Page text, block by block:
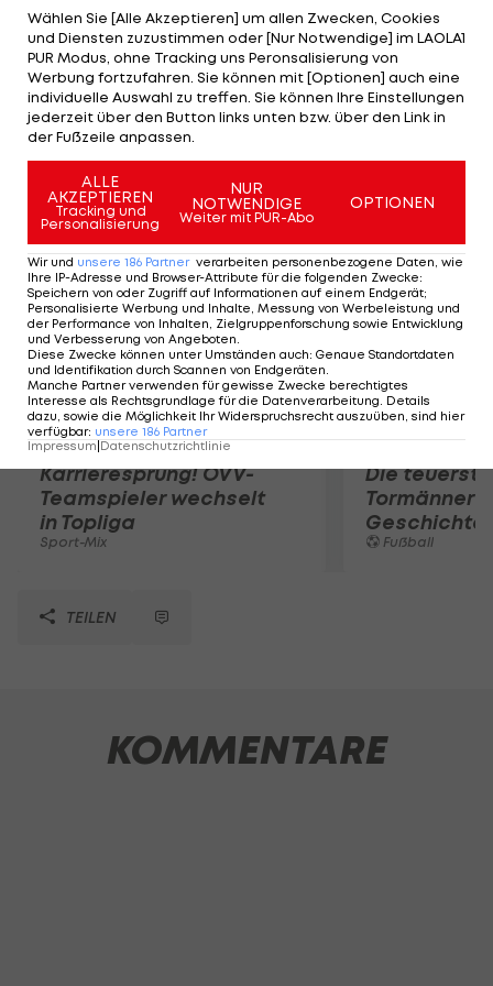
berufen. Der 19-Jährige darf sich somit im EM-
Quali-Heimspiel gegen Bulgarien (10.10.) oder im
Auswärtsspiel gegen Malta (13.10.) Hoffnungen auf
sein Debüt machen. Das kroatische Team wird
erstmals von Teamchef Ante Cacic, dem
Nachfolger von Niko Kovac, betreut.
Mehr zum Thema
Karrieresprung! ÖVV-
Teamspieler wechselt
in Topliga
Sport-Mix
Die
Tormänner
Geschichte
Fußball
TEILEN
KOMMENTARE
Wählen Sie [Alle Akzeptieren] um allen Zwecken, Cookies
und Diensten zuzustimmen oder [Nur Notwendige] im LAOLA1
PUR Modus, ohne Tracking uns Peronsalisierung von
Werbung fortzufahren. Sie können mit [Optionen] auch eine
individuelle Auswahl zu treffen. Sie können Ihre Einstellungen
jederzeit über den Button links unten bzw. über den Link in
der Fußzeile anpassen.
ALLE
AKZEPTIEREN
Tracking und
Personalisierung
NUR
NOTWENDIGE
Weiter mit PUR-Abo
OPTIONEN
Wir und unsere 186 Partner verarbeiten personenbezogene Daten, wie
Ihre IP-Adresse und Browser-Attribute für die folgenden Zwecke:
Speichern von oder Zugriff auf Informationen auf einem Endgerät;
Personalisierte Werbung und Inhalte, Messung von Werbeleistung und
der Performance von Inhalten, Zielgruppenforschung sowie Entwicklung
und Verbesserung von Angeboten.
Diese Zwecke können unter Umständen auch: Genaue Standortdaten
und Identifikation durch Scannen von Endgeräten.
Manche Partner verwenden für gewisse Zwecke berechtigtes
Interesse als Rechtsgrundlage für die Datenverarbeitung. Details
dazu, sowie die Möglichkeit Ihr Widerspruchsrecht auszuüben, sind hier
verfügbar: unsere 186 Partner
Impressum Datenschutzrichtlinie